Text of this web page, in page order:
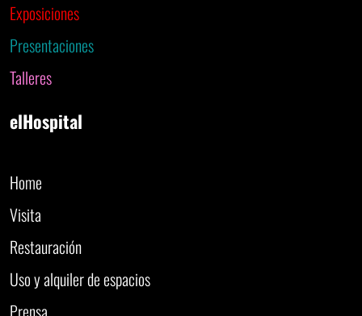
Exposiciones
Presentaciones
Talleres
elHospital
Home
Visita
Restauración
Uso y alquiler de espacios